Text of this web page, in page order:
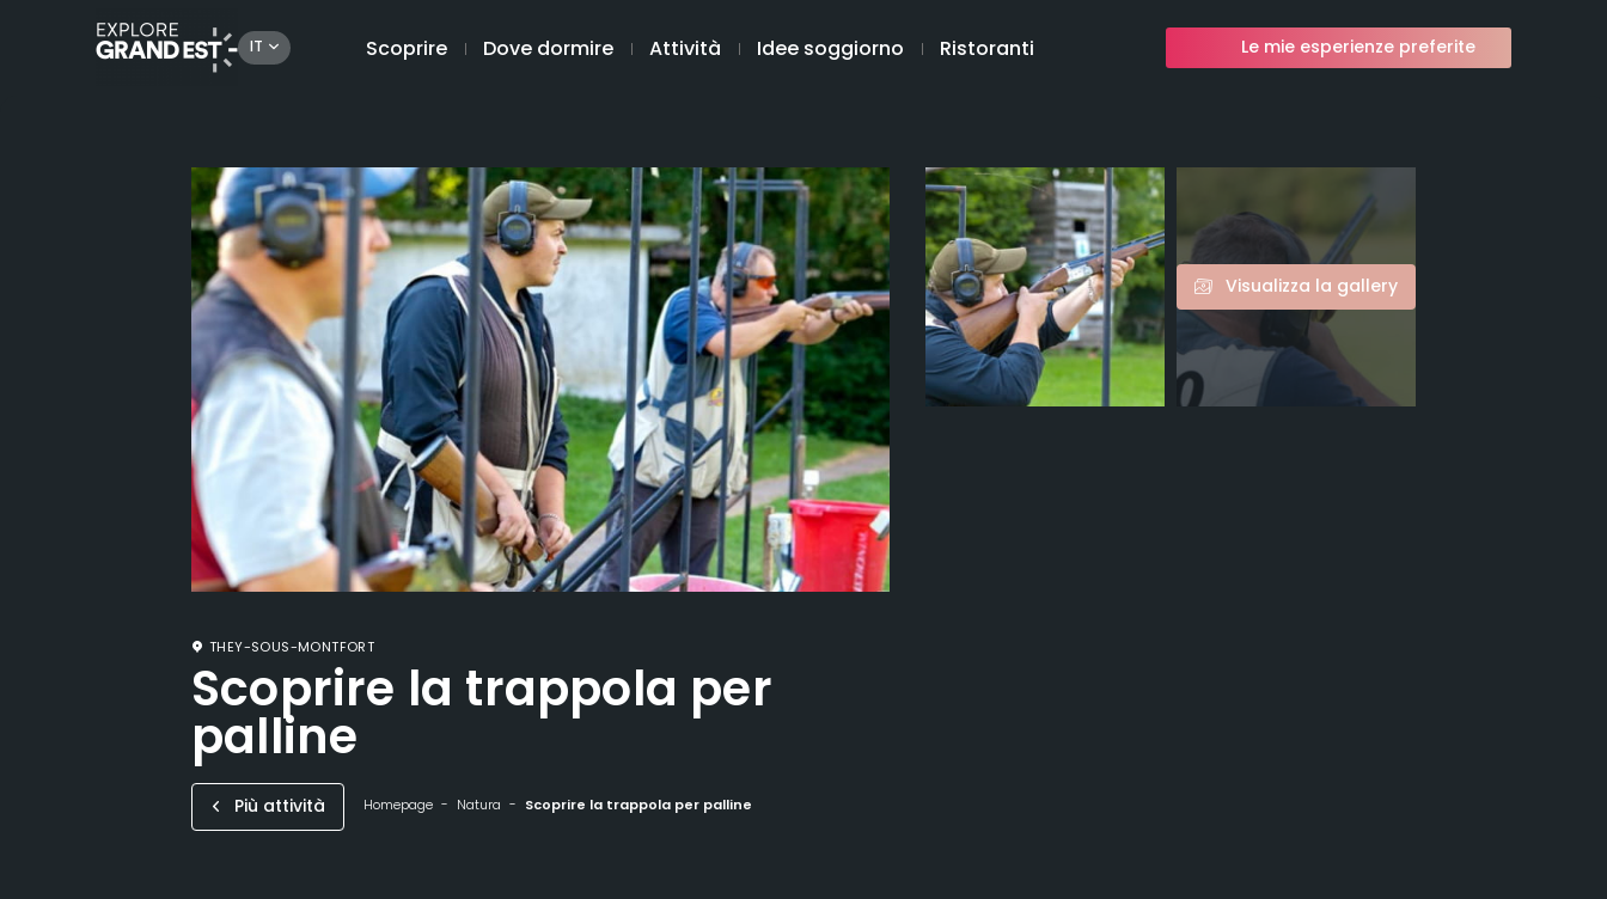
IT Scoprire Dove dormire Attività Idee soggiorno Ristoranti Le mie esperienze preferite
Visualizza la gallery
THEY-SOUS-MONTFORT
Scoprire la trappola per
palline
Più attività Homepage Natura Scoprire la trappola per palline